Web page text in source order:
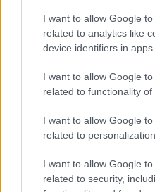
I want to allow Google
related to analytics like
device identifiers in apps.
I want to allow Google
related to functionality of
I want to allow Google
related to personalization.
I want to allow Google
related to security,